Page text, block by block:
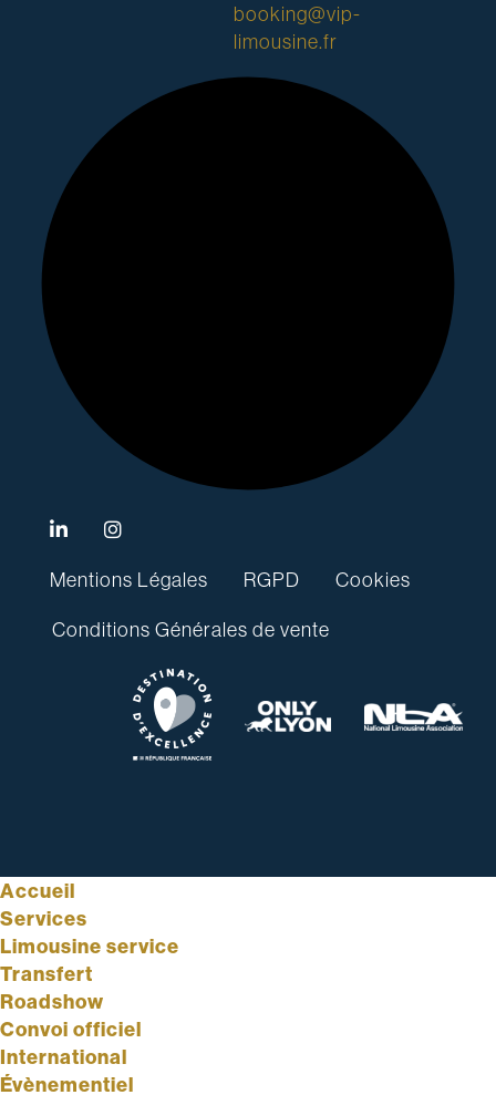
booking@vip-
limousine.fr
Mentions Légales RGPD
Cookies
Conditions Générales de vente
Accueil
Services
Limousine service
Transfert
Roadshow
Convoi officiel
International
Évènementiel